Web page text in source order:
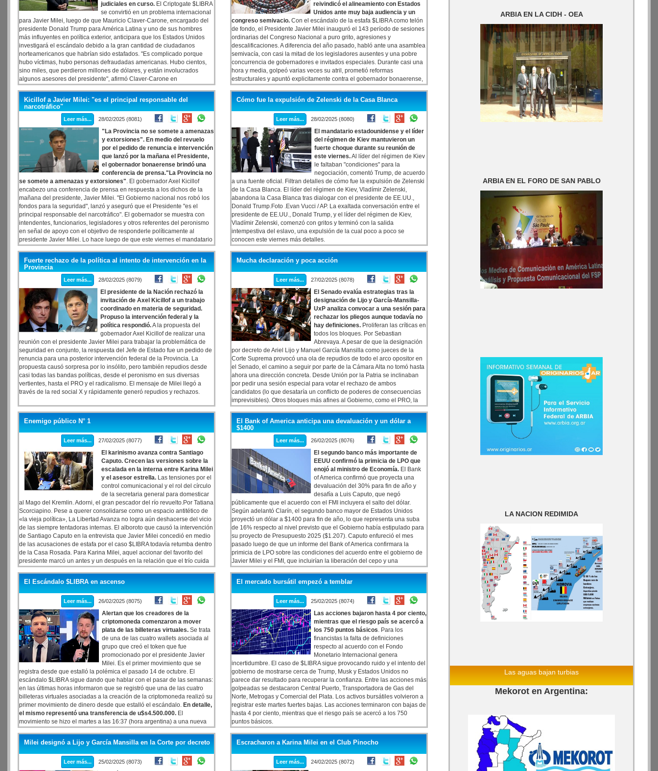
judiciales en curso. El Criptogate $LIBRA
se convirtió en un problema internacional
para Javier Milei, luego de que Mauricio Claver-Carone, encargado del
presidente Donald Trump para América Latina y uno de sus hombres
más influyentes en política exterior, anticipara que los Estados Unidos
investigará el escándalo debido a la gran cantidad de ciudadanos
norteamericanos que habrían sido estafados. "Es complicado porque
hubo víctimas, hubo personas defraudadas americanas. Hubo cientos,
sino miles, que perdieron millones de dólares, y están involucrados
algunos asesores del presidente", afirmó Claver-Carone en
declaraciones a la cadena de noticias CNN en Español.
reivindicó el alineamiento con Estados
Unidos ante muy baja audiencia y un
congreso semivacio. Con el escándalo de la estafa $LIBRA como telón
de fondo, el Presidente Javier Milei inauguró el 143 período de sesiones
ordinarias del Congreso Nacional a puro grito, agresiones y
descalificaciones. A diferencia del año pasado, habló ante una asamblea
semivacía, con casi la mitad de los legisladores ausentes y una pobre
concurrencia de gobernadores e invitados especiales. Durante casi una
hora y media, golpeó varias veces su atril, prometió reformas
estructurales y apuntó explicitamente contra el gobernador bonaerense,
Axel Kicillof, a quien le volvió a reclamar que renuncie.
Kicillof a Javier Milei: "es el principal responsable del
narcotráfico"
Leer más... 28/02/2025 (8081)
"La Provincia no se somete a amenazas
y extorsiones". En medio del revuelo
por el pedido de renuncia e intervención
que lanzó por la mañana el Presidente,
el gobernador bonaerense brindó una
conferencia de prensa."La Provincia no
se somete a amenazas y extorsiones". El gobernador Axel Kicillof
encabezo una conferencia de prensa en respuesta a los dichos de la
mañana del presidente, Javier Milei. "El Gobierno nacional nos robó los
fondos para la seguridad", lanzó y aseguró que el Presidente "es el
principal responsable del narcotráfico". El gobernador se muestra con
intendentes, funcionarios, legisladores y otros referentes del peronismo
en señal de apoyo con el objetivo de responderle políticamente al
presidente Javier Milei. Lo hace luego de que este viernes el mandatario
pidiera su renuncia para habilitar una intervención federal y poder
aplicar así su propia agenda de seguridad en la Provincia de Buenos
Aires. "Milei avanza con el sueño autoritario de intervenir una provincia
donde perdió las elecciones", añadió Kicillof.
Cómo fue la expulsión de Zelenski de la Casa Blanca
Leer más... 28/02/2025 (8080)
El mandatario estadounidense y el líder
del régimen de Kiev mantuvieron un
fuerte choque durante su reunión de
este viernes.Al líder del régimen de Kiev
le faltaban "condiciones" para la
negociación, comentó Trump, de acuerdo
a una fuente oficial. Filtran detalles de cómo fue la expulsión de Zelenski
de la Casa Blanca. El líder del régimen de Kiev, Vladímir Zelenski,
abandona la Casa Blanca tras dialogar con el presidente de EE.UU.,
Donald Trump.Foto .Evan Vucci / AP. La exaltada conversación entre el
presidente de EE.UU., Donald Trump, y el líder del régimen de Kiev,
Vladímir Zelenski, comenzó con gritos y terminó con la salida
intempestiva del eslavo, una expulsión de la cual poco a poco se
conocen este viernes más detalles.
Fuerte rechazo de la política al intento de intervención en la
Provincia
Leer más... 28/02/2025 (8079)
El presidente de la Nación rechazó la
invitación de Axel Kicillof a un trabajo
coordinado en materia de seguridad.
Propuso la intervención federal y la
política respondió.A la propuesta del
gobernador Axel Kicillof de realizar una
reunión con el presidente Javier Milei para trabajar la problemática de
seguridad en conjunto, la respuesta del Jefe de Estado fue un pedido de
renuncia para una posterior intervención federal de la Provincia. La
propuesta causó sorpresa por lo insólito, pero también repudios desde
casi todas las bandas políticas, desde el peronismo en sus diversas
vertientes, hasta el PRO y el radicalismo. El mensaje de Milei llegó a
través de la red social X y rápidamente generó repudios y rechazos.
Mucha declaración y poca acción
Leer más... 27/02/2025 (8078)
El Senado evalúa estrategias tras la
designación de Lijo y García-Mansilla-
UxP analiza convocar a una sesión para
rechazar los pliegos aunque todavía no
hay definiciones. Proliferan las críticas en
todos los bloques. Por Sebastian
Abrevaya. A pesar de que la designación
por decreto de Ariel Lijo y Manuel García Mansilla como jueces de la
Corte Suprema provocó una ola de repudios de todo el arco opositor en
el Senado, el camino a seguir por parte de la Cámara Alta no tomó hasta
ahora una dirección concreta. Desde Unión por la Patria se inclinaban
por pedir una sesión especial para votar el rechazo de ambos
candidatos (lo que desataría un conflicto de poderes de consecuencias
imprevisibles). Otros bloques más afines al Gobierno, como el PRO, la
UCR y Provincias Unidas, cuestionaron la decisión pero se mostraron
más proclives a iniciar conversaciones para negociar una ampliación del
máximo tribunal o bien la postulación de otros candidatos que generen
mayores consensos.
Enemigo público N° 1
Leer más... 27/02/2025 (8077)
El karinismo avanza contra Santiago
Caputo. Crecen las versiones sobre la
escalada en la interna entre Karina Milei
y el asesor estrella. Las tensiones por el
control comunicacional y el rol del círculo
de la secretaria general para domesticar
al Mago del Kremlin. Adorni, el gran pescador del río revuelto.Por Tatiana
Scorciapino. Pese a querer consolidarse como un espacio antitético de
«la vieja política», La Libertad Avanza no logra aún deshacerse del vicio
de las siempre tentadoras internas. El alboroto que causó la intervención
de Santiago Caputo en la entrevista que Javier Milei concedió en medio
de las acusaciones de estafa por el caso $LIBRA todavía retumba dentro
de la Casa Rosada. Para Karina Milei, aquel accionar del favorito del
presidente marcó un antes y un después en la relación que el trío cuida
desde el 2021. La hermana presidencial, veedora indiscutida del poder
político del primer mandatario, empieza a chocar con los métodos del
cerebro libertario y, a su forma, deja saber su descontento con el
aumento del poder del asesor.
El Bank of America anticipa una devaluación y un dólar a
$1400
Leer más... 26/02/2025 (8076)
El segundo banco más importante de
EEUU confirmó la primicia de LPO que
enojó al ministro de Economía. El Bank
of America confirmó que proyecta una
devaluación del 30% para fin de año y
desafía a Luis Caputo, que negó
públicamente que el acuerdo con el FMI incluyera el salto del dólar.
Según adelantó Clarín, el segundo banco mayor de Estados Unidos
proyectó un dólar a $1400 para fin de año, lo que representa una suba
de 16% respecto al nivel previsto que el Gobierno había estipulado para
su proyecto de Presupuesto 2025 ($1.207). Caputo enfureció el mes
pasado luego de que un informe del Bank of America confirmara la
primicia de LPO sobre las condiciones del acuerdo entre el gobierno de
Javier Milei y el FMI, que incluirían la liberación del cepo y una
devaluación de alrededor del 30% para unificar los tipos de cambio.
El Escándalo $LIBRA en ascenso
Leer más... 26/02/2025 (8075)
Alertan que los creadores de la
criptomoneda comenzaron a mover
plata de las billeteras virtuales. Se trata
de una de las cuatro wallets asociada al
grupo que creó el token que fue
promocionado por el presidente Javier
Milei. Es el primer movimiento que se
registra desde que estalló la polémica el pasado 14 de octubre. El
escándalo $LIBRA sigue dando que hablar con el pasar de las semanas:
en las últimas horas informaron que se registró que una de las cuatro
billeteras virtuales asociadas a la creación de la criptomoneda realizó su
primer movimiento de dinero desde que estalló el escándalo. En detalle,
el mismo representó una transferencia de u$s4.500.000. El
movimiento se hizo el martes a las 16:37 (hora argentina) a una nueva
wallet.
El mercado bursátil empezó a temblar
Leer más... 25/02/2025 (8074)
Las acciones bajaron hasta 4 por ciento,
mientras que el riesgo país se acercó a
los 750 puntos básicos. Para los
financistas la falta de definiciones
respecto al acuerdo con el Fondo
Monetario Internacional genera
incertidumbre. El caso de $LIBRA sigue provocando ruido y el intento del
gobierno de mostrarse cerca de Trump, Musk y Estados Unidos no
parece dar resultado para recuperar la confianza. Entre las acciones más
golpeadas se destacaron Central Puerto, Transportadora de Gas del
Norte, Metrogas y Comercial del Plata. Los activos bursátiles volvieron a
registrar este martes fuertes bajas. Las acciones terminaron con bajas de
hasta 4 por ciento, mientras que el riesgo país se acercó a los 750
puntos básicos.
Milei designó a Lijo y García Mansilla en la Corte por decreto
Leer más... 25/02/2025 (8073)
Escracharon a Karina Milei en el Club Pinocho
Leer más... 24/02/2025 (8072)
ARBIA EN LA CIDH - OEA
ARBIA EN EL FORO DE SAN PABLO
LA NACION REDIMIDA
Las aguas bajan turbias
Mekorot en Argentina: